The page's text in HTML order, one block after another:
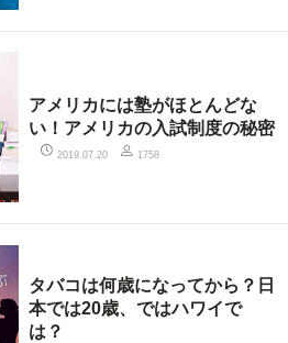
アメリカには塾がほとんどな
い！アメリカの入試制度の秘密
2019.07.20 1758
タバコは何歳になってから？日
本では20歳、ではハワイで
は？